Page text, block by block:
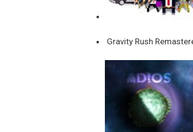
Gravity Rush